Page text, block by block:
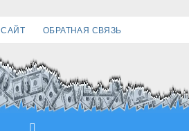
ОБРАТНАЯ СВЯЗЬ